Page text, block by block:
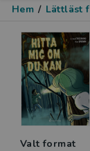
Hem / Lättläst
Valt format